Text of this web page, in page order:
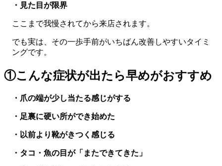
・見た目が限界
ここまで我慢されてから来店されます。
でも実は、その一歩手前がいちばん改善しやすいタイミ
ングです。
①こんな症状が出たら早めがおすすめ
・爪の端が少し当たる感じがする
・足裏に硬い所ができ始めた
・以前より靴がきつく感じる
・タコ・魚の目が「またできてきた」